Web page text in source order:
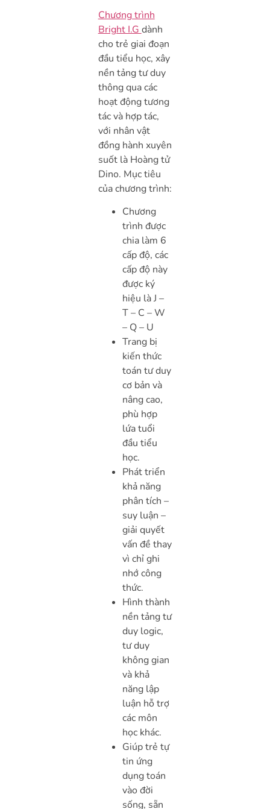
Chương trình
Bright I.G dành
cho trẻ giai đoạn
đầu tiểu học, xây
nền tảng tư duy
thông qua các
hoạt động tương
tác và hợp tác,
với nhân vật
đồng hành xuyên
suốt là Hoàng tử
Dino. Mục tiêu
của chương trình:
Chương
trình được
chia làm 6
cấp độ, các
cấp độ này
được ký
hiệu là J –
T – C – W
– Q – U
Trang bị
kiến thức
toán tư duy
cơ bản và
nâng cao,
phù hợp
lứa tuổi
đầu tiểu
học.
Phát triển
khả năng
phân tích –
suy luận –
giải quyết
vấn đề thay
vì chỉ ghi
nhớ công
thức.
Hình thành
nền tảng tư
duy logic,
tư duy
không gian
và khả
năng lập
luận hỗ trợ
các môn
học khác.
Giúp trẻ tự
tin ứng
dụng toán
vào đời
sống, sẵn